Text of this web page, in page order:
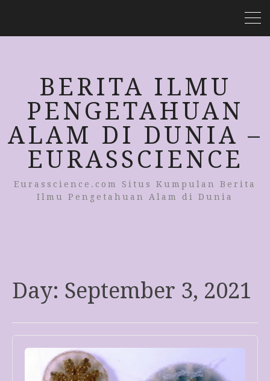
BERITA ILMU
PENGETAHUAN
ALAM DI DUNIA –
EURASSCIENCE
Eurasscience.com Situs Kumpulan Berita
Ilmu Pengetahuan Alam di Dunia
Day: September 3, 2021